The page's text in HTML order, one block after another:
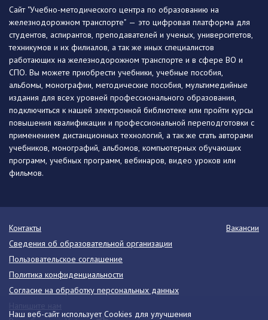
Наш веб-сайт использует Cookies для улучшения
Сайт "Учебно-методического центра по образованию на
железнодорожном транспорте" — это цифровая платформа для
студентов, аспирантов, преподавателей и ученых, университетов,
техникумов и их филиалов, а так же иных специалистов
работающих на железнодорожном транспорте и в сфере ВО и
СПО. Вы можете приобрести учебники, учебные пособия,
альбомы, монографии, методические пособия, мультимедийные
издания для всех уровней профессионального образования,
подключиться к нашей электронной библиотеке или пройти курсы
повышения квалификации и профессиональной переподготовки с
применением дистанционных технологий, а так же стать авторами
учебников, монографий, альбомов, компьютерных обучающих
программ, учебных программ, вебинаров, видео уроков или
фильмов.
Контакты
Вакансии
Сведения об образовательной организации
Пользовательское соглашение
Политика конфиденциальности
Согласие на обработку персональных данных